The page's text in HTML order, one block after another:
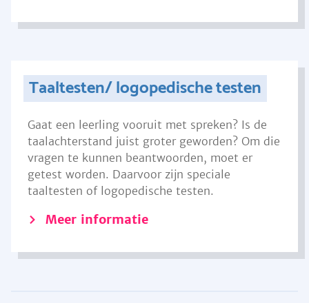
Taaltesten/ logopedische testen
Gaat een leerling vooruit met spreken? Is de
taalachterstand juist groter geworden? Om die
vragen te kunnen beantwoorden, moet er
getest worden. Daarvoor zijn speciale
taaltesten of logopedische testen.
Meer informatie